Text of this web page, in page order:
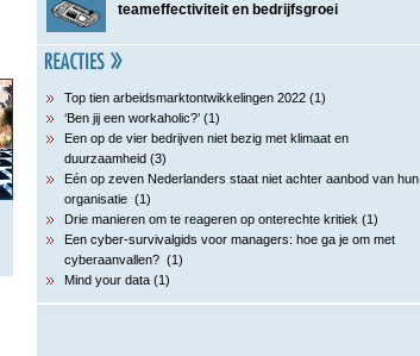
teameffectiviteit en bedrijfsgroei
Top tien arbeidsmarktontwikkelingen 2022 (1)
‘Ben jij een workaholic?’ (1)
Een op de vier bedrijven niet bezig met klimaat en
duurzaamheid (3)
Eén op zeven Nederlanders staat niet achter aanbod van hun
organisatie (1)
Drie manieren om te reageren op onterechte kritiek (1)
Een cyber-survivalgids voor managers: hoe ga je om met
cyberaanvallen? (1)
Mind your data (1)